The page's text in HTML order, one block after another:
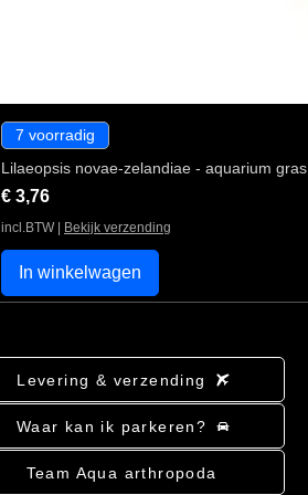
7 voorradig
Lilaeopsis novae-zelandiae - aquarium gras
Prijs
€ 3,76
incl.BTW Bekijk verzending
In winkelwagen
Levering & verzending
Waar kan ik parkeren?
Team Aqua arthropoda